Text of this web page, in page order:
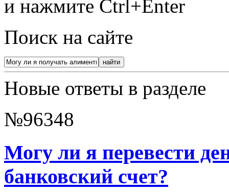
и нажмите Ctrl+Enter
Поиск на сайте
Новые ответы в разделе
№96348
Могу ли я перевести
банковский счет?